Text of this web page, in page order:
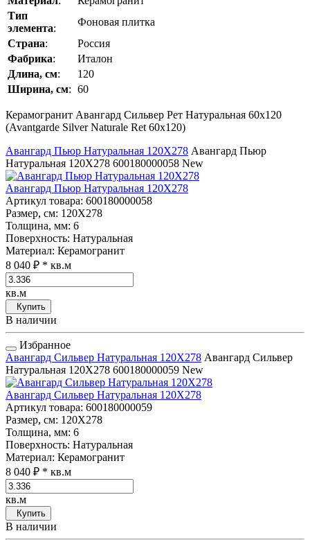
Тип
элемента:
Фоновая плитка
Страна:
Россия
Фабрика:
Италон
Длина, см:
120
Ширина, см: 60
Керамогранит Авангард Сильвер Рет Натуральная 60x120
(Avantgarde Silver Naturale Ret 60x120)
Авангард Пьюр Натуральная 120Х278 Авангард Пьюр
Натуральная 120Х278 600180000058 New
Авангард Пьюр Натуральная 120Х278
Артикул товара: 600180000058
Размер, см: 120Х278
Толщина, мм: 6
Поверхность: Натуральная
Материал: Керамогранит
8 040 ₽ * кв.м
кв.м
Купить
В наличии
Избранное
Авангард Сильвер Натуральная 120Х278 Авангард Сильвер
Натуральная 120Х278 600180000059 New
Авангард Сильвер Натуральная 120Х278
Артикул товара: 600180000059
Размер, см: 120Х278
Толщина, мм: 6
Поверхность: Натуральная
Материал: Керамогранит
8 040 ₽ * кв.м
кв.м
Купить
В наличии